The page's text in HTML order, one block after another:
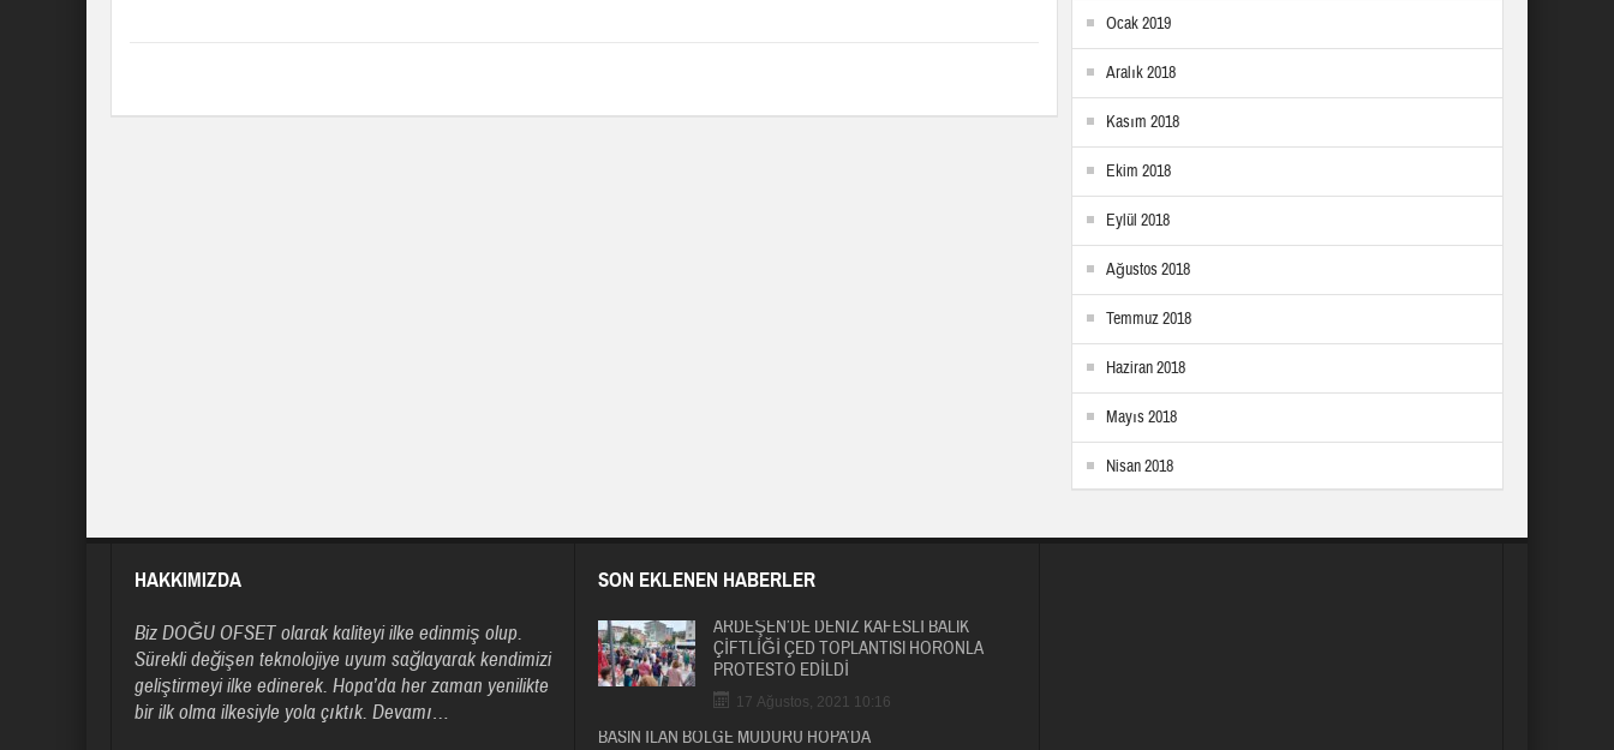
Ocak 2019
Aralık 2018
Kasım 2018
Ekim 2018
Eylül 2018
Ağustos 2018
Temmuz 2018
Haziran 2018
Mayıs 2018
Nisan 2018
HAKKIMIZDA
Biz DOĞU OFSET olarak kaliteyi ilke edinmiş olup.
Sürekli değişen teknolojiye uyum sağlayarak kendimizi
geliştirmeyi ilke edinerek. Hopa’da her zaman yenilikte
bir ilk olma ilkesiyle yola çıktık. Devamı…
SON EKLENEN HABERLER
ARDEŞEN’DE DENİZ KAFESLİ BALIK
ÇİFTLİĞİ ÇED TOPLANTISI HORONLA
PROTESTO EDİLDİ
17 Ağustos, 2021 10:16
BASIN İLAN BÖLGE MÜDÜRÜ HOPA’DA